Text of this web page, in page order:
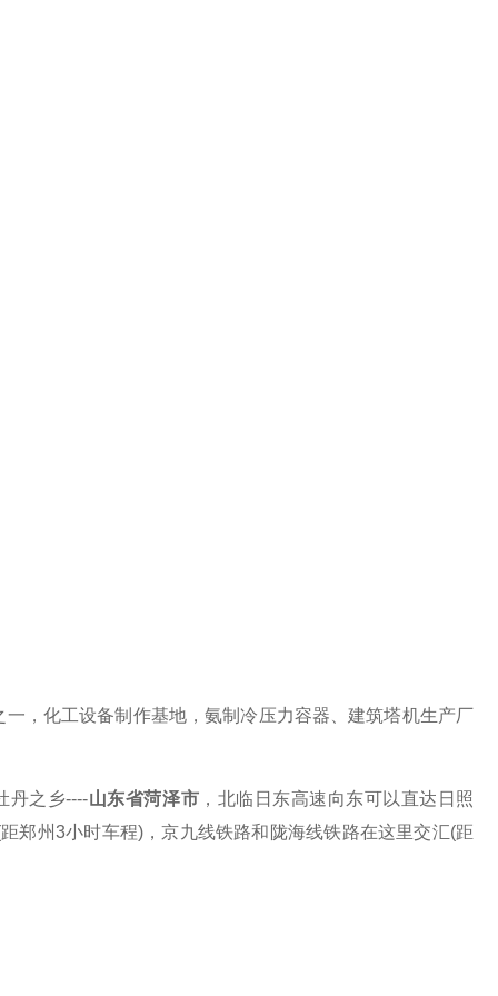
，化工设备制作基地，氨制冷压力容器、建筑塔机生产厂
丹之乡----山东省菏泽市 ，北临日东高速向东可以直达日照
郑州3小时车程)，京九线铁路和陇海线铁路在这里交汇(距